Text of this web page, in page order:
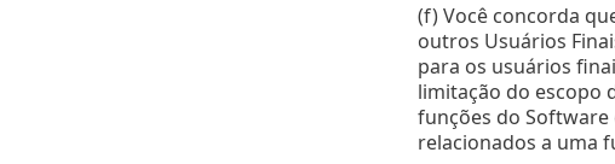
(f) Você concorda
outros Usuários
para os usuários
limitação do escopo
funções do
relacionados a uma